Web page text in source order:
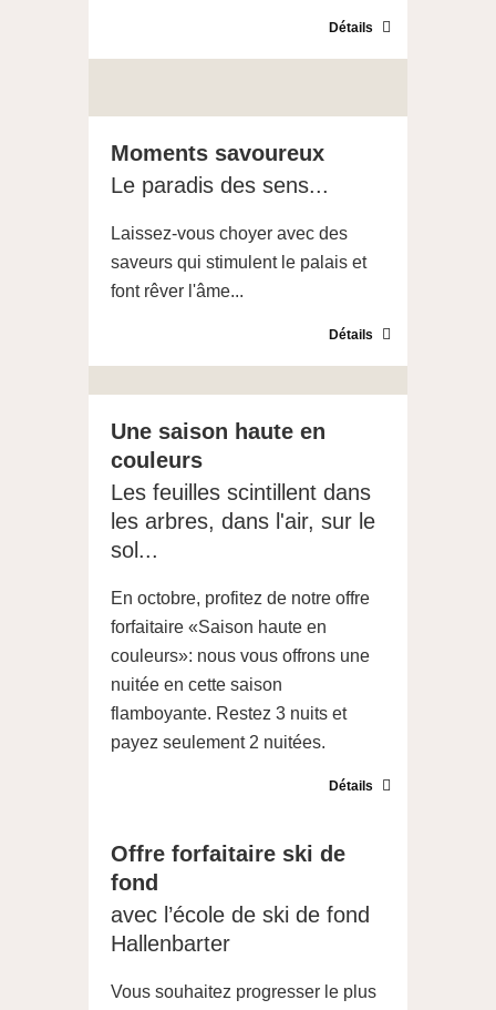
Détails
Moments savoureux
Le paradis des sens...
Laissez-vous choyer avec des
saveurs qui stimulent le palais et
font rêver l'âme...
Détails
Une saison haute en
couleurs
Les feuilles scintillent dans
les arbres, dans l'air, sur le
sol...
En octobre, profitez de notre offre
forfaitaire «Saison haute en
couleurs»: nous vous offrons une
nuitée en cette saison
flamboyante. Restez 3 nuits et
payez seulement 2 nuitées.
Détails
Offre forfaitaire ski de
fond
avec l’école de ski de fond
Hallenbarter
Vous souhaitez progresser le plus